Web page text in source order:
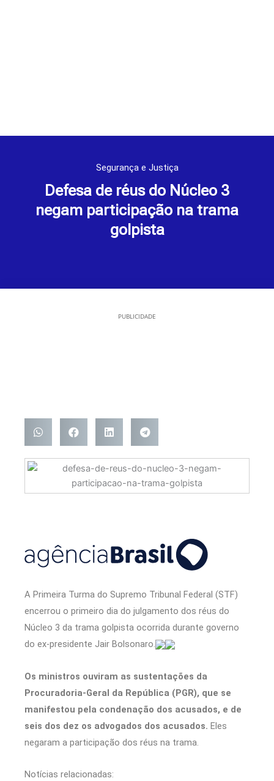
Segurança e Justiça
Defesa de réus do Núcleo 3
negam participação na trama
golpista
PUBLICIDADE
A Primeira Turma do Supremo Tribunal Federal (STF)
encerrou o primeiro dia do julgamento dos réus do
Núcleo 3 da trama golpista ocorrida durante governo
do ex-presidente Jair Bolsonaro.
Os ministros ouviram as sustentações da
Procuradoria-Geral da República (PGR), que se
manifestou pela condenação dos acusados, e de
seis dos dez os advogados dos acusados. Eles
negaram a participação dos réus na trama.
Notícias relacionadas: